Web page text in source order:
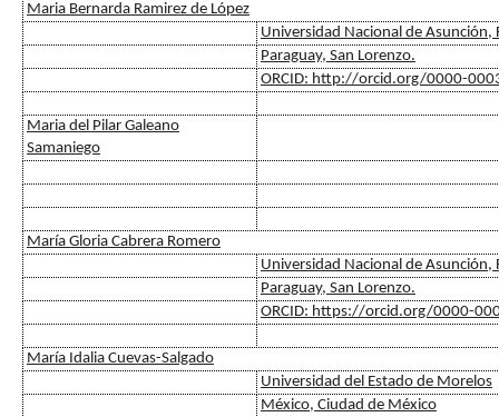
Maria Bernarda Ramirez de López
Universidad Nacional de Asunción,
Paraguay, San Lorenzo.
ORCID: http://orcid.org/0000-
Maria del Pilar Galeano
Samaniego
María Gloria Cabrera Romero
Universidad Nacional de Asunción,
Paraguay, San Lorenzo.
ORCID: https://orcid.org/0000-
María Idalia Cuevas-Salgado
Universidad del Estado de Morelos
México, Ciudad de México